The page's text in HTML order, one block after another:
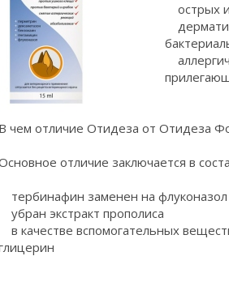
острых
В чем отличие Отидеза от Отидеза
отличие заключается в
тербинафин заменен на флуконазол
убран экстракт прополиса
в качестве вспомогательных